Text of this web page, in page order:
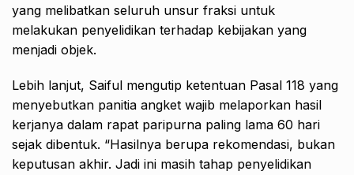
yang melibatkan seluruh unsur fraksi untuk
melakukan penyelidikan terhadap kebijakan yang
menjadi objek.
Lebih lanjut, Saiful mengutip ketentuan Pasal 118 yang
menyebutkan panitia angket wajib melaporkan hasil
kerjanya dalam rapat paripurna paling lama 60 hari
sejak dibentuk. “Hasilnya berupa rekomendasi, bukan
keputusan akhir. Jadi ini masih tahap penyelidikan